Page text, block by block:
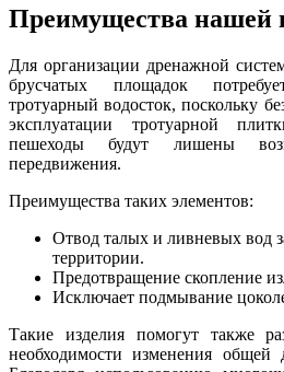
Преимущества нашей
Для организации дренажной
брусчатых площадок
тротуарный водосток, поскольку
эксплуатации тротуарной
пешеходы будут лишены
передвижения.
Преимущества таких элементов:
Отвод талых и ливневых вод
территории.
Предотвращение скопление
Исключает подмывание
Такие изделия помогут также
необходимости изменения общей